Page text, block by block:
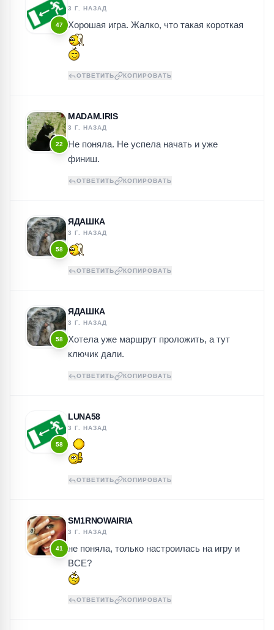
47
3 Г. НАЗАД
Хорошая игра. Жалко, что такая короткая
ОТВЕТИТЬ КОПИРОВАТЬ
22
MADAM.IRIS
3 Г. НАЗАД
Не поняла. Не успела начать и уже
финиш.
ОТВЕТИТЬ КОПИРОВАТЬ
58
ЯДАШКА
3 Г. НАЗАД
ОТВЕТИТЬ КОПИРОВАТЬ
58
ЯДАШКА
3 Г. НАЗАД
Хотела уже маршрут проложить, а тут
ключик дали.
ОТВЕТИТЬ КОПИРОВАТЬ
58
LUNA58
3 Г. НАЗАД
ОТВЕТИТЬ КОПИРОВАТЬ
41
SM1RNOWAIRIA
3 Г. НАЗАД
не поняла, только настроилась на игру и
ВСЕ?
ОТВЕТИТЬ КОПИРОВАТЬ